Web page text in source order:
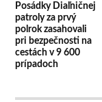
Posádky Diaľničnej
patroly za prvý
polrok zasahovali
pri bezpečnosti na
cestách v 9 600
prípadoch